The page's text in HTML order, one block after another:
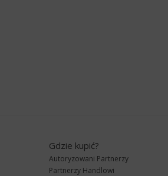
Gdzie kupić?
Autoryzowani Partnerzy
Partnerzy Handlowi